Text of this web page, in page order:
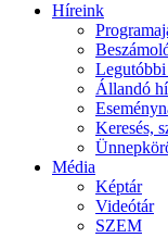
Híreink
Legutóbbi
Állandó
Keresés,
Média
Képtár
Videótár
SZEM